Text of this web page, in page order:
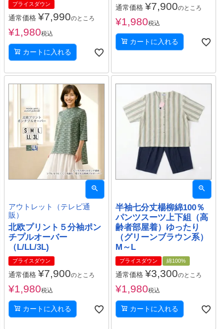
プライスダウン
通常価格 ¥7,990のところ
¥1,980税込
カートに入れる
通常価格 ¥7,900のところ
¥1,980税込
カートに入れる
アウトレット（テレビ通
販）
北欧プリント５分袖ポン
チプルオーバー
（L/LL/3L)
プライスダウン
通常価格 ¥7,900のところ
¥1,980税込
カートに入れる
半袖七分丈楊柳綿100％
パンツスーツ上下組（高
齢者部屋着）ゆったり
（グリーンブラウン系）
M～L
プライスダウン 綿100%
通常価格 ¥3,300のところ
¥1,980税込
カートに入れる